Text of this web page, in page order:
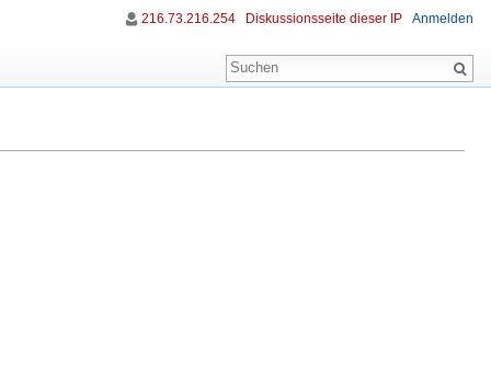
216.73.216.254 Diskussionsseite dieser IP Anmelden